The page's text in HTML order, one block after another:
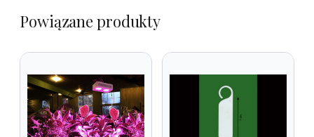
Powiązane produkty